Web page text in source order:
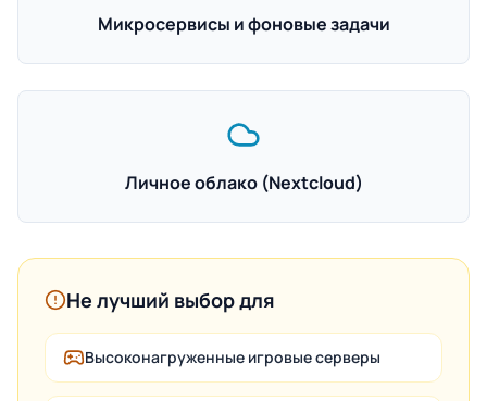
Микросервисы и фоновые задачи
Личное облако (Nextcloud)
Не лучший выбор для
Высоконагруженные игровые серверы